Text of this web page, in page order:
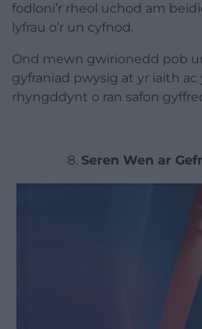
fodloni’r rheol uchod am
lyfrau o’r un cyfnod.
Ond mewn gwirionedd pob
gyfraniad pwysig at yr iaith
rhyngddynt o ran safon
Seren Wen ar